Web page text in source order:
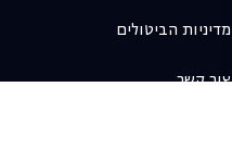
מדיניות הביטולים
צור קשר